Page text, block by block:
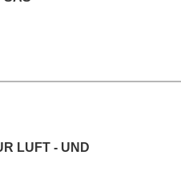
LUFT - UND